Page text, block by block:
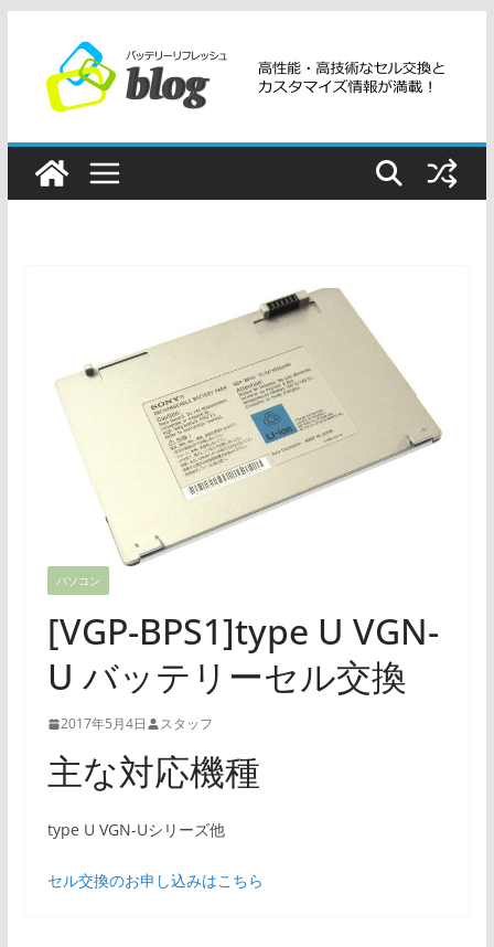
ツ
パソコン
[VGP-BPS1]type U VGN-
U バッテリーセル交換
2017年5月4日 スタッフ
主な対応機種
type U VGN-Uシリーズ他
セル交換のお申し込みはこちら